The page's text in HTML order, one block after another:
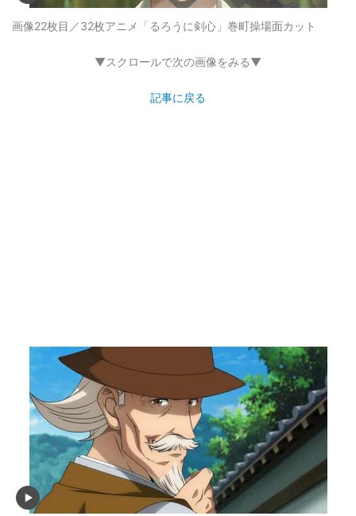
画像22枚目／32枚アニメ「るろうに剣心」巻町操場面カット
▼スクロールで次の画像をみる▼
記事に戻る